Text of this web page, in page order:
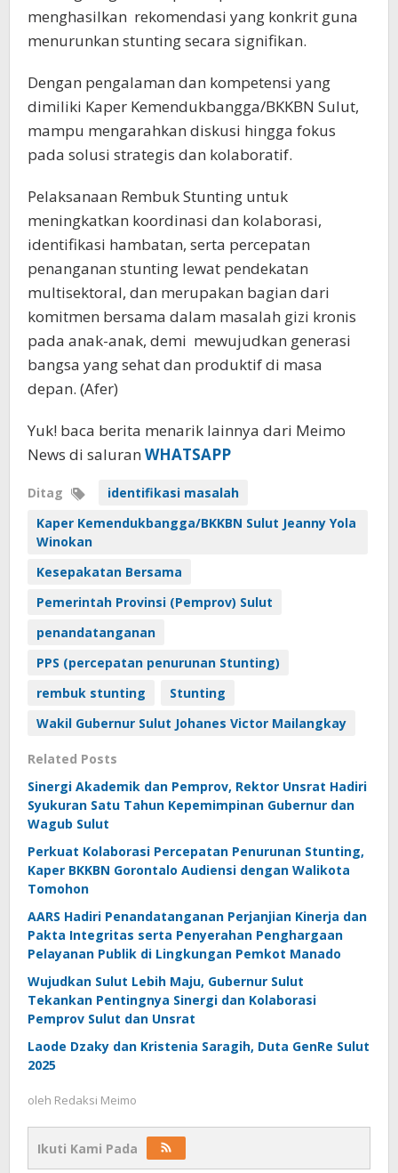
menghasilkan rekomendasi yang konkrit guna
menurunkan stunting secara signifikan.
Dengan pengalaman dan kompetensi yang
dimiliki Kaper Kemendukbangga/BKKBN Sulut,
mampu mengarahkan diskusi hingga fokus
pada solusi strategis dan kolaboratif.
Pelaksanaan Rembuk Stunting untuk
meningkatkan koordinasi dan kolaborasi,
identifikasi hambatan, serta percepatan
penanganan stunting lewat pendekatan
multisektoral, dan merupakan bagian dari
komitmen bersama dalam masalah gizi kronis
pada anak-anak, demi mewujudkan generasi
bangsa yang sehat dan produktif di masa
depan. (Afer)
Yuk! baca berita menarik lainnya dari Meimo
News di saluran WHATSAPP
Ditag
identifikasi masalah
Kaper Kemendukbangga/BKKBN Sulut Jeanny Yola
Winokan
Kesepakatan Bersama
Pemerintah Provinsi (Pemprov) Sulut
penandatanganan
PPS (percepatan penurunan Stunting)
rembuk stunting
Stunting
Wakil Gubernur Sulut Johanes Victor Mailangkay
Related Posts
Sinergi Akademik dan Pemprov, Rektor Unsrat Hadiri
Syukuran Satu Tahun Kepemimpinan Gubernur dan
Wagub Sulut
Perkuat Kolaborasi Percepatan Penurunan Stunting,
Kaper BKKBN Gorontalo Audiensi dengan Walikota
Tomohon
AARS Hadiri Penandatanganan Perjanjian Kinerja dan
Pakta Integritas serta Penyerahan Penghargaan
Pelayanan Publik di Lingkungan Pemkot Manado
Wujudkan Sulut Lebih Maju, Gubernur Sulut
Tekankan Pentingnya Sinergi dan Kolaborasi
Pemprov Sulut dan Unsrat
Laode Dzaky dan Kristenia Saragih, Duta GenRe Sulut
2025
oleh Redaksi Meimo
Ikuti Kami Pada